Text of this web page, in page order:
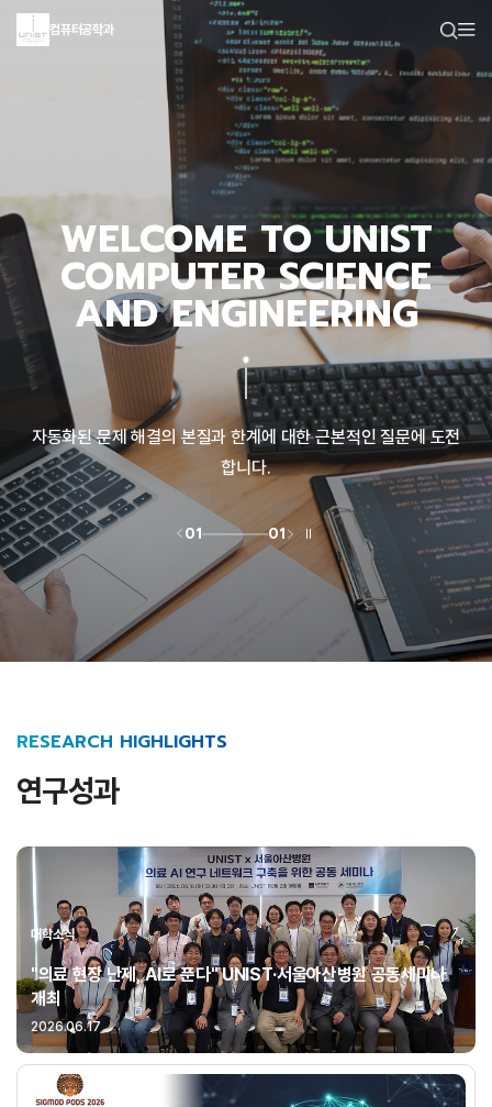
컴퓨터공학과
WELCOME TO UNIST
COMPUTER SCIENCE
AND ENGINEERING
자동화된 문제 해결의 본질과 한계에 대한 근본적인 질문에 도전
합니다.
01 01
RESEARCH HIGHLIGHTS
연구성과
대학소식
"의료 현장 난제, AI로 푼다" UNIST·서울아산병원 공동세미나
개최
2026.06.17